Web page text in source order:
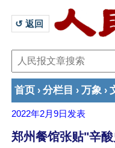
↺ 返回
首页 › 分栏目 › 万象 ›
2022年2月9日 发表
郑州餐馆张贴"辛